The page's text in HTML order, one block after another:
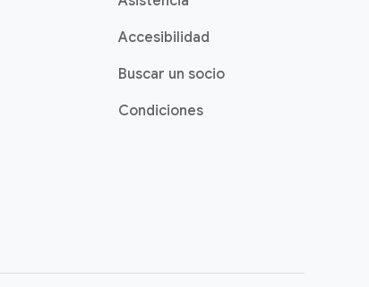
Accesibilidad
Buscar un socio
Condiciones